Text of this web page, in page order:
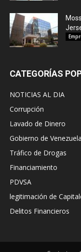
CATEGORÍAS
NOTICIAS AL DIA
Corrupción
Lavado de Dinero
Gobierno de Venezuela
Tráfico de Drogas
Financiamiento
PDVSA
legitimación de
Delitos Financieros